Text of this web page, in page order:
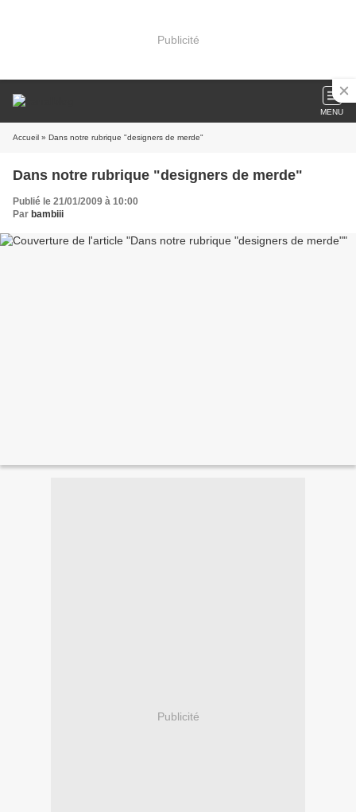
Publicité
MENU
Accueil » Dans notre rubrique "designers de merde"
Dans notre rubrique "designers de merde"
Publié le 21/01/2009 à 10:00
Par bambiii
Publicité